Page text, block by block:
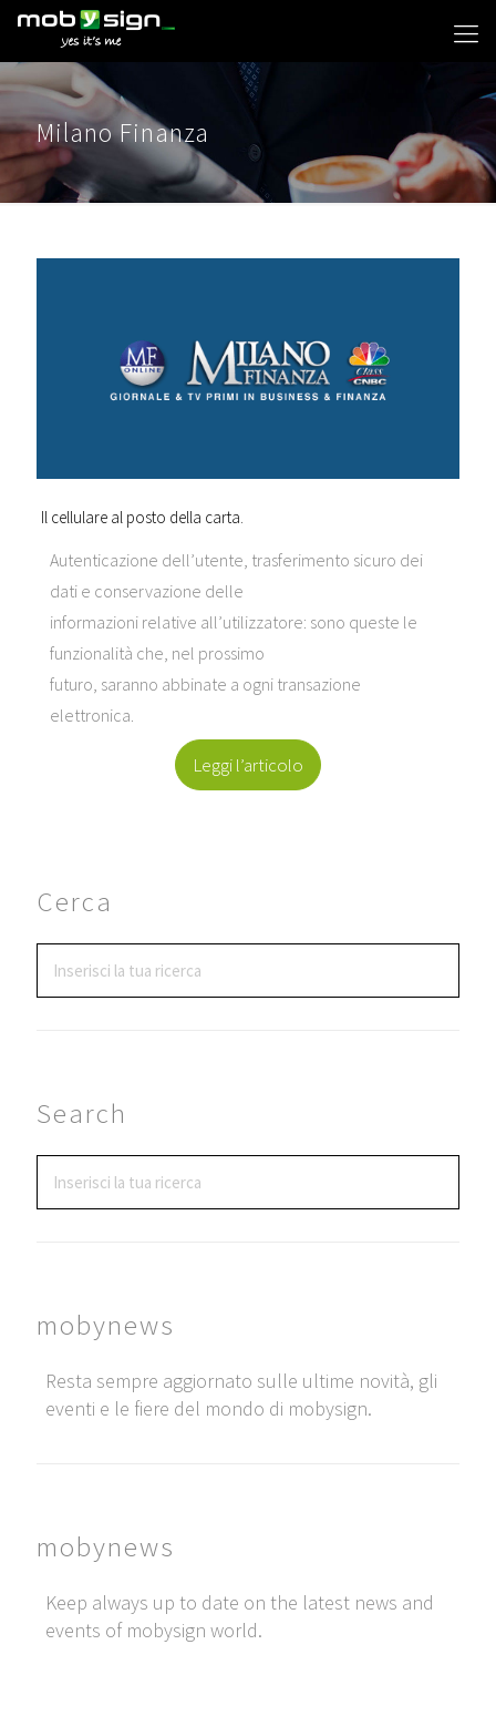
Milano Finanza
Il cellulare al posto della carta.
Autenticazione dell’utente, trasferimento sicuro dei
dati e conservazione delle
informazioni relative all’utilizzatore: sono queste le
funzionalità che, nel prossimo
futuro, saranno abbinate a ogni transazione
elettronica.
Leggi l’articolo
Cerca
Search
mobynews
Resta sempre aggiornato sulle ultime novità, gli
eventi e le fiere del mondo di mobysign.
mobynews
Keep always up to date on the latest news and
events of mobysign world.